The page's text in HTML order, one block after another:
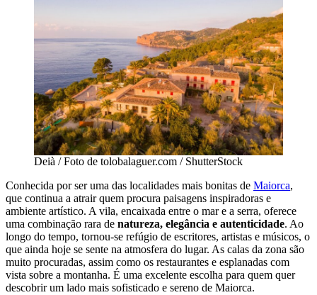
Deià / Foto de tolobalaguer.com / ShutterStock
Conhecida por ser uma das localidades mais bonitas de Maiorca,
que continua a atrair quem procura paisagens inspiradoras e
ambiente artístico. A vila, encaixada entre o mar e a serra, oferece
uma combinação rara de natureza, elegância e autenticidade. Ao
longo do tempo, tornou-se refúgio de escritores, artistas e músicos, o
que ainda hoje se sente na atmosfera do lugar. As calas da zona são
muito procuradas, assim como os restaurantes e esplanadas com
vista sobre a montanha. É uma excelente escolha para quem quer
descobrir um lado mais sofisticado e sereno de Maiorca.